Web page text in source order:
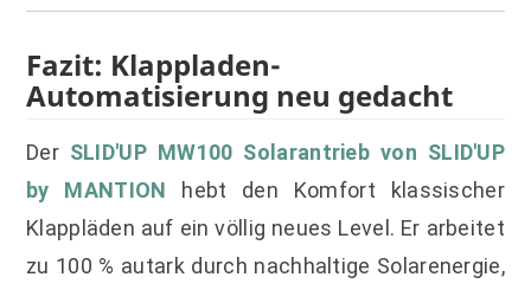
Fazit: Klappladen-
Automatisierung neu gedacht
Der SLID'UP MW100 Solarantrieb von SLID'UP
by MANTION hebt den Komfort klassischer
Klappläden auf ein völlig neues Level. Er arbeitet
zu 100 % autark durch nachhaltige Solarenergie,